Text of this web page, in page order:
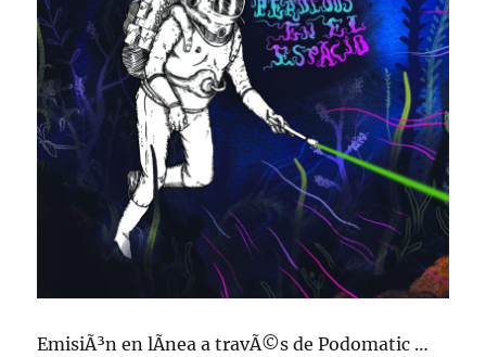
EmisiÃ³n en lÃ­nea a travÃ©s de Podomatic …